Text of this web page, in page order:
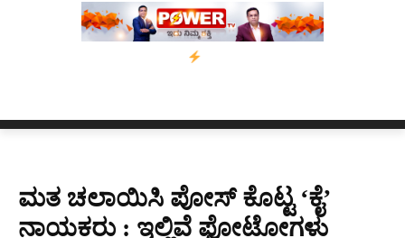
ಬೀರೇನ್ ಸಿಂಗ್ ಅವರ ಆಡಿಯೋ ಕ್ಲಿಪ್ ಅನ್ನು
ಮತ ಚಲಾಯಿಸಿ ಪೋಸ್ ಕೊಟ್ಟ ‘ಕೈ’
ನಾಯಕರು : ಇಲ್ಲಿವೆ ಫೋಟೋಗಳು